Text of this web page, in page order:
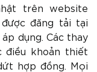
trên website
đăng tải tại
dụng. Các thay
điều khoản thiết
hợp đồng. Mọi